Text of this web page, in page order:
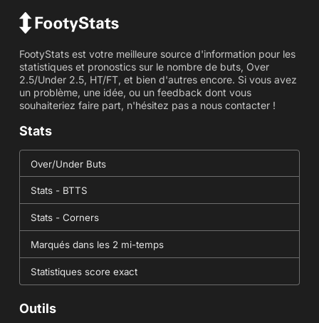
FootyStats est votre meilleure source d'information pour les
statistiques et pronostics sur le nombre de buts, Over
2.5/Under 2.5, HT/FT, et bien d'autres encore. Si vous avez
un problème, une idée, ou un feedback dont vous
souhaiteriez faire part, n'hésitez pas a nous contacter !
Stats
Over/Under Buts
Stats - BTTS
Stats - Corners
Marqués dans les 2 mi-temps
Statistiques score exact
Outils